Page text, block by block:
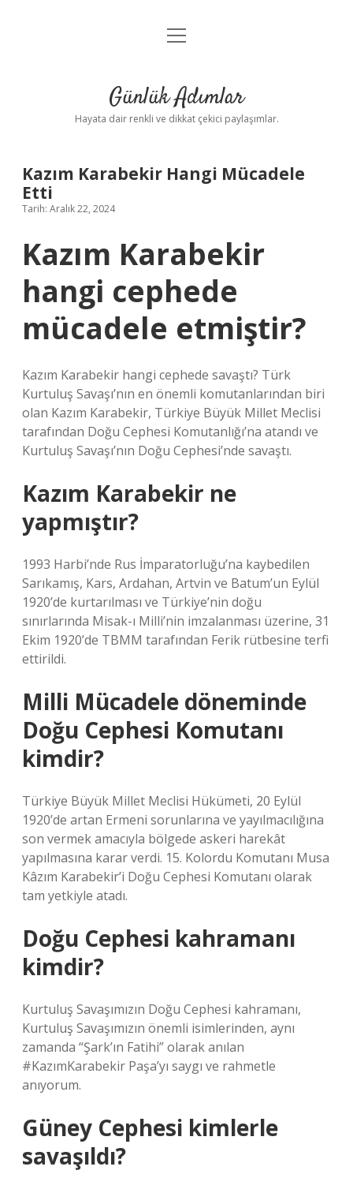
Anasayfa
Yasal Uyarı
menüyü
Günlük Adımlar
Hayata dair renkli ve dikkat çekici paylaşımlar.
Kazım Karabekir Hangi Mücadele
Etti
Tarih: Aralık 22, 2024
Kazım Karabekir
hangi cephede
mücadele etmiştir?
Kazım Karabekir hangi cephede savaştı? Türk
Kurtuluş Savaşı’nın en önemli komutanlarından biri
olan Kazım Karabekir, Türkiye Büyük Millet Meclisi
tarafından Doğu Cephesi Komutanlığı’na atandı ve
Kurtuluş Savaşı’nın Doğu Cephesi’nde savaştı.
Kazım Karabekir ne
yapmıştır?
1993 Harbi’nde Rus İmparatorluğu’na kaybedilen
Sarıkamış, Kars, Ardahan, Artvin ve Batum’un Eylül
1920’de kurtarılması ve Türkiye’nin doğu
sınırlarında Misak-ı Milli’nin imzalanması üzerine, 31
Ekim 1920’de TBMM tarafından Ferik rütbesine terfi
ettirildi.
Milli Mücadele döneminde
Doğu Cephesi Komutanı
kimdir?
Türkiye Büyük Millet Meclisi Hükümeti, 20 Eylül
1920’de artan Ermeni sorunlarına ve yayılmacılığına
son vermek amacıyla bölgede askeri harekât
yapılmasına karar verdi. 15. Kolordu Komutanı Musa
Kâzım Karabekir’i Doğu Cephesi Komutanı olarak
tam yetkiyle atadı.
Doğu Cephesi kahramanı
kimdir?
Kurtuluş Savaşımızın Doğu Cephesi kahramanı,
Kurtuluş Savaşımızın önemli isimlerinden, aynı
zamanda “Şark’ın Fatihi” olarak anılan
#KazımKarabekir Paşa’yı saygı ve rahmetle
anıyorum.
Güney Cephesi kimlerle
savaşıldı?